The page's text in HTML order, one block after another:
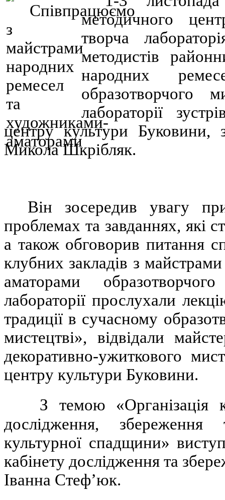
методичного
творча
методистів
народних
образотворчого
лабораторії
центру культури Буковини,
Микола Шкрібляк.
Він зосередив увагу
проблемах та завданнях, які
а також обговорив питання
клубних закладів з
аматорами
лабораторії прослухали
традиції в сучасному
мистецтві», відвідали
декоративно-ужиткового
центру культури Буковини.
З темою «Організація
дослідження, збереження
культурної спадщини»
кабінету дослідження та
Іванна Стеф’юк.